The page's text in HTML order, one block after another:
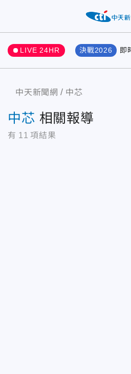
LIVE 24HR 決戰2026 即
中天新聞網 中芯
中芯 相關報導
有 11 項結果